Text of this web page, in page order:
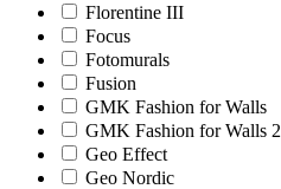
Florentine III
Focus
Fotomurals
Fusion
GMK Fashion for Walls
GMK Fashion for Walls 2
Geo Effect
Geo Nordic